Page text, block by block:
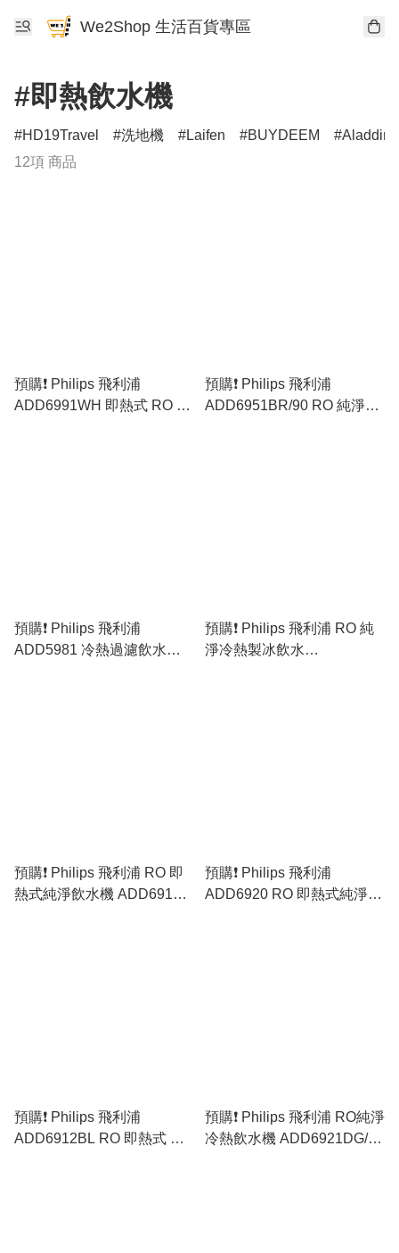
We2Shop 生活百貨專區
#即熱飲水機
HD19Travel 洗地機 Laifen BUYDEEM
Aladdin
12項 商品
預購❗️ Philips 飛利浦
ADD6991WH 即熱式 RO 純
預購❗️ Philips 飛利浦
ADD6951BR/90 RO 純淨冷
預購❗️ Philips 飛利浦
ADD5981 冷熱過濾飲水機
預購❗️ Philips 飛利浦 RO 純
淨冷熱製冰飲水
預購❗️ Philips 飛利浦 RO 即
熱式純淨飲水機 ADD6910
預購❗️ Philips 飛利浦
ADD6920 RO 即熱式純淨飲
預購❗️ Philips 飛利浦
ADD6912BL RO 即熱式 冷
預購❗️ Philips 飛利浦 RO純淨
冷熱飲水機 ADD6921DG/90